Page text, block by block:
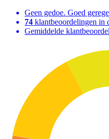
Geen gedoe. Goed
74 klantbeoordelingen in
Gemiddelde